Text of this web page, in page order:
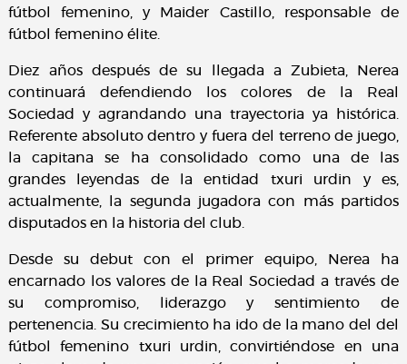
fútbol femenino, y Maider Castillo, responsable de
fútbol femenino élite.
Diez años después de su llegada a Zubieta, Nerea
continuará defendiendo los colores de la Real
Sociedad y agrandando una trayectoria ya histórica.
Referente absoluto dentro y fuera del terreno de juego,
la capitana se ha consolidado como una de las
grandes leyendas de la entidad txuri urdin y es,
actualmente, la segunda jugadora con más partidos
disputados en la historia del club.
Desde su debut con el primer equipo, Nerea ha
encarnado los valores de la Real Sociedad a través de
su compromiso, liderazgo y sentimiento de
pertenencia. Su crecimiento ha ido de la mano del del
fútbol femenino txuri urdin, convirtiéndose en una